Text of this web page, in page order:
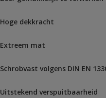
Hoge dekkracht
Extreem mat
Schrobvast volgens DIN EN
Uitstekend verspuitbaarheid